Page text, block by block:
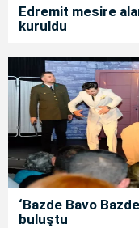
Edremit mesire
kuruldu
‘Bazde Bavo
buluştu